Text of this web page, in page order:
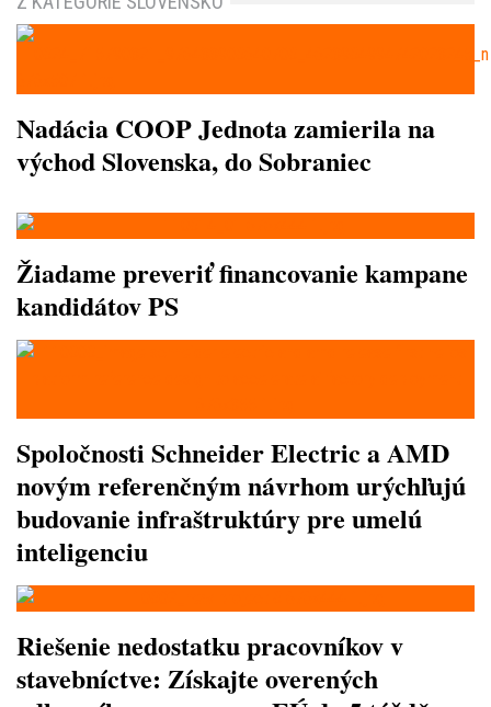
Nadácia COOP Jednota zamierila na
východ Slovenska, do Sobraniec
Žiadame preveriť financovanie kampane
kandidátov PS
Spoločnosti Schneider Electric a AMD
novým referenčným návrhom urýchľujú
budovanie infraštruktúry pre umelú
inteligenciu
Riešenie nedostatku pracovníkov v
stavebníctve: Získajte overených